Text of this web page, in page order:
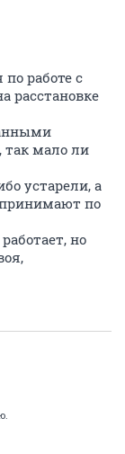
работе с
расстановке
так мало ли
устарели, а
по
но